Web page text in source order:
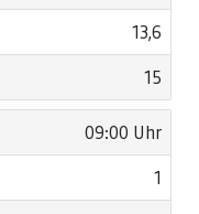
13,6
15
09:00 Uhr
1